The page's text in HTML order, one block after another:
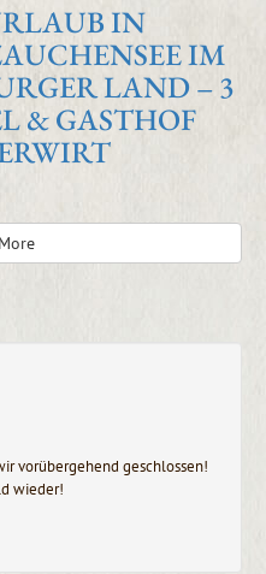
IN
IM
LAND – 3
& GASTHOF
vorübergehend geschlossen!
wieder!